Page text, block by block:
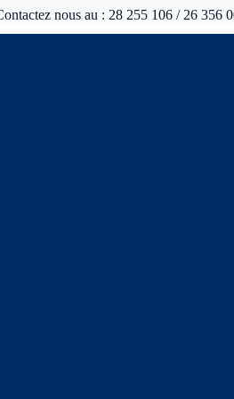
nous au : 28 255 106 / 26 356